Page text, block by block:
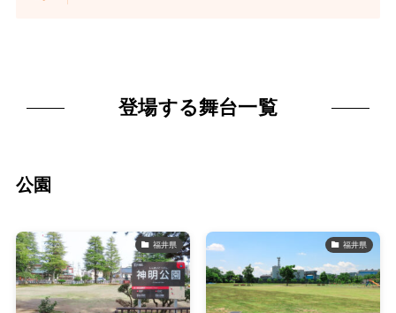
登場する舞台一覧
公園
福井県 福井県